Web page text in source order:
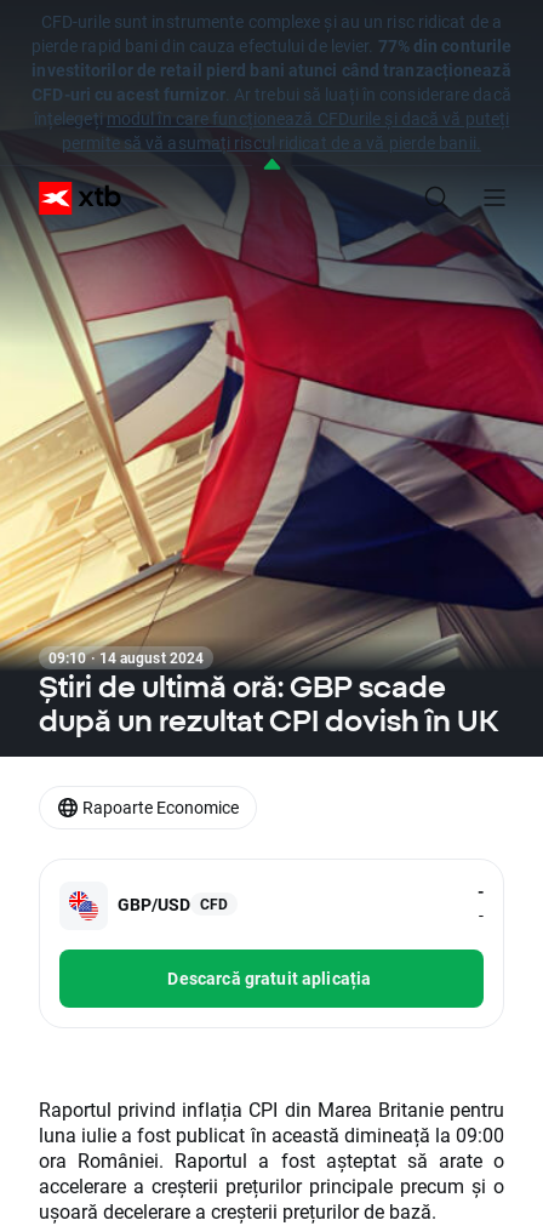
CFD-urile sunt instrumente complexe și au un risc ridicat de a
pierde rapid bani din cauza efectului de levier. 77% din conturile
investitorilor de retail pierd bani atunci când tranzacționează
CFD-uri cu acest furnizor. Ar trebui să luați în considerare dacă
înțelegeți modul în care funcționează CFDurile și dacă vă puteți
permite să vă asumați riscul ridicat de a vă pierde banii.
09:10 · 14 august 2024
Știri de ultimă oră: GBP scade
după un rezultat CPI dovish în UK
GBP/USD CFD
-
-
Descarcă gratuit aplicația
Raportul privind inflația CPI din Marea Britanie pentru
luna iulie a fost publicat în această dimineață la 09:00
ora României. Raportul a fost așteptat să arate o
accelerare a creșterii prețurilor principale precum și o
ușoară decelerare a creșterii prețurilor de bază.
Rapoarte Economice